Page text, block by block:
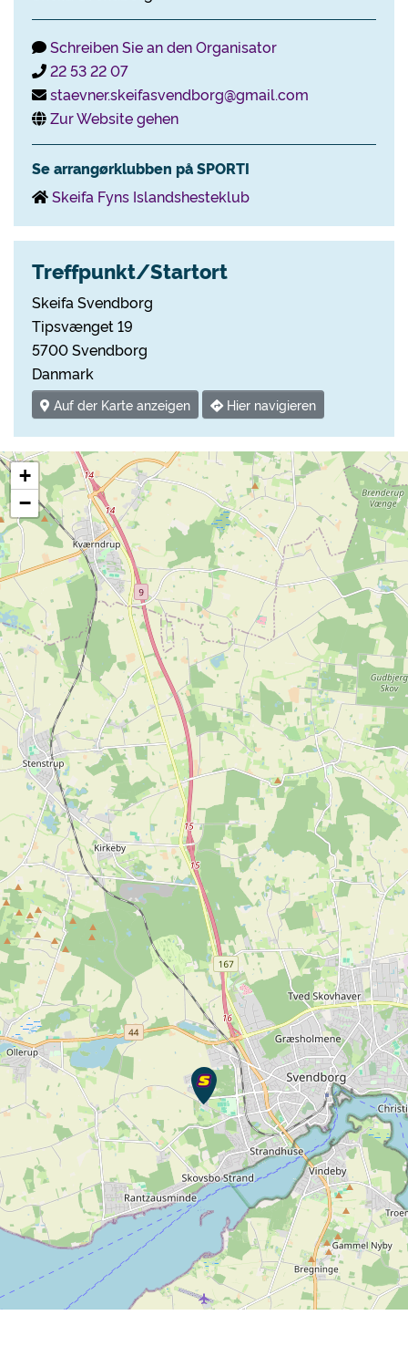
Schreiben Sie an den Organisator
22 53 22 07
staevner.skeifasvendborg@gmail.com
Zur Website gehen
Se arrangørklubben på SPORTI
Skeifa Fyns Islandshesteklub
Treffpunkt/Startort
Skeifa Svendborg
Tipsvænget 19
5700 Svendborg
Danmark
Auf der Karte anzeigen Hier navigieren
+
−